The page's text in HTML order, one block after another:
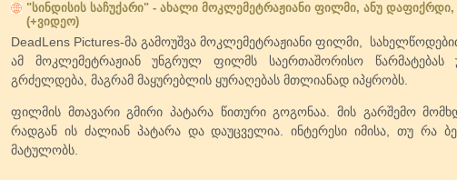
"სინდისის საჩუქარი" - ახალი მოკლემეტრაჟიანი ფილმი, ანუ დაფიქრდი,
(+ვიდეო)
DeadLens Pictures-მა გამოუშვა მოკლემეტრაჟიანი ფილმი,
ამ მოკლემეტრაჟიან უნგრულ ფილმს საერთაშორისო წარმატებას
გრძელდება, მაგრამ მაყურებლის ყურაღებას მთლიანად იპყრობს.
ფილმის მთავარი გმირი პატარა წითური გოგონაა. მის გარშემო
რადგან ის ძალიან პატარა და დაუცველია. ინტერესი იმისა, თუ რა
მატულობს.